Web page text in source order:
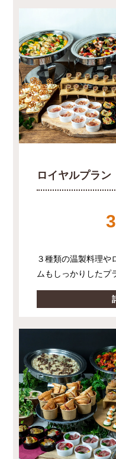
ロイヤルプラン
３種類の温製料理や
ムもしっかりしたプ